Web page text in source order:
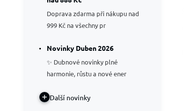
Doprava zdarma při nákupu nad
999 Kč na všechny pr
Novinky Duben 2026
✨ Dubnové novinky plné
harmonie, růstu a nové ener
Další novinky